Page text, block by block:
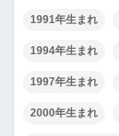
1991年生まれ
1994年生まれ
1997年生まれ
2000年生まれ